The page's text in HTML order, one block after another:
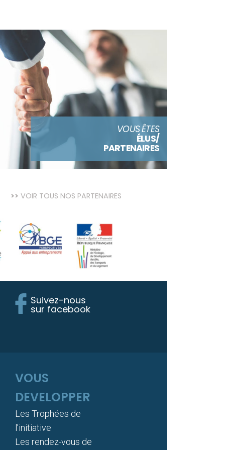
VOUS ÊTES
ÉLUS/
PARTENAIRES
VOIR TOUS NOS PARTENAIRES
Suivez-nous
sur facebook
VOUS
DEVELOPPER
Les Trophées de
l’initiative
Les rendez-vous de